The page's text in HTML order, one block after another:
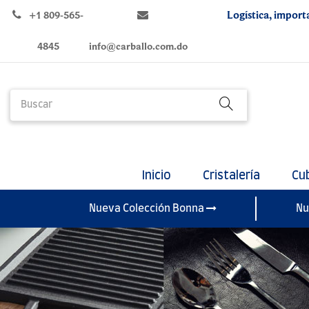
+1 809-565-
4845 info@carballo.com.do
Logística,
Inicio Cristalería
Nueva Colección Bonna